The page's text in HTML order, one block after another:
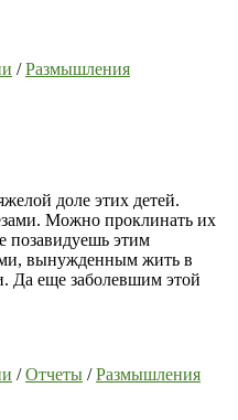
/Размышления
доле этих детей.
Можно проклинать их
позавидуешь этим
вынужденным жить в
Да еще заболевшим этой
/Отчеты /Размышления